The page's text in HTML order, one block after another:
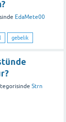
EdaMete00
gebelik
Strn